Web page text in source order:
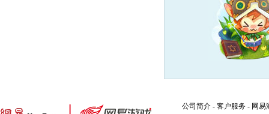
公司简介 - 客户服务 - 网易